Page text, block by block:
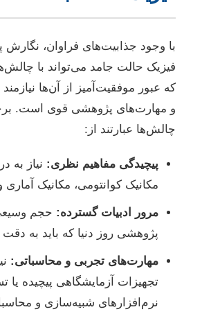
با وجود جذابیت‌های فراوان، نگارش
فیزیک حالت جامد می‌تواند با
که عبور موفقیت‌آمیز از آن‌ها نیازمند
و مهارت‌های پژوهشی قوی است. برخی
چالش‌ها عبارتند از:
پیچیدگی مفاهیم نظری: نیاز به
مکانیک کوانتومی، مکانیک آماری و
مرور ادبیات گسترده:حجم وسیعی
پژوهشی روز دنیا که باید به دقت
مهارت‌های تجربی و محاسباتی:نیاز
تجهیزات آزمایشگاهی پیچیده یا
نرم‌افزارهای شبیه‌سازی و